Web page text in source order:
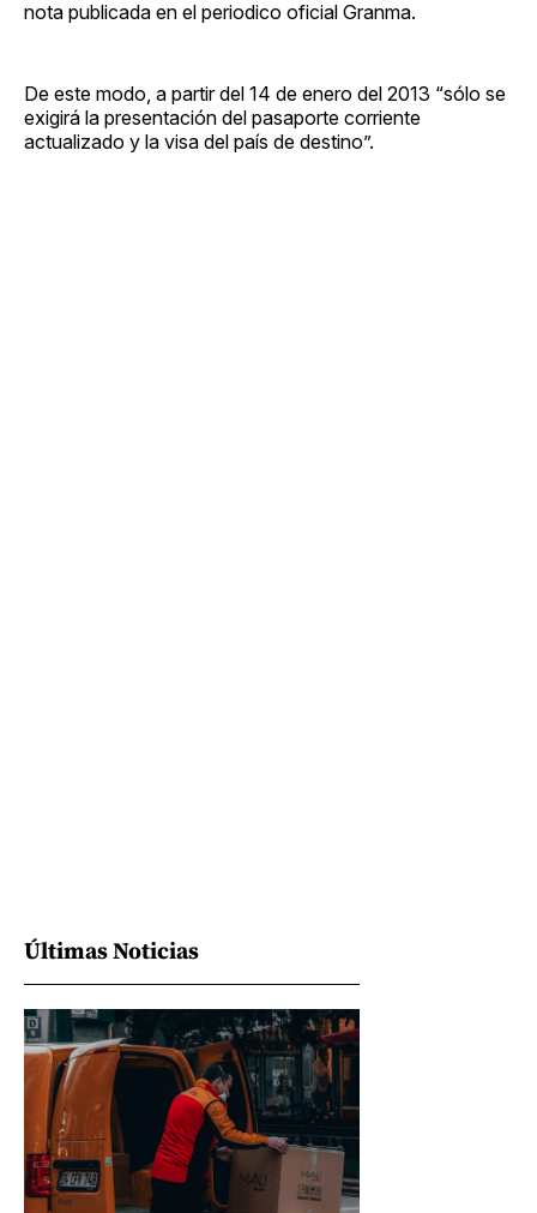
nota publicada en el periodico oficial Granma.
De este modo, a partir del 14 de enero del 2013 “sólo se
exigirá la presentación del pasaporte corriente
actualizado y la visa del país de destino”.
Últimas Noticias